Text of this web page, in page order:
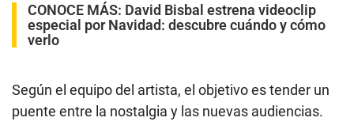
CONOCE MÁS: David Bisbal estrena videoclip
especial por Navidad: descubre cuándo y cómo
verlo
Según el equipo del artista, el objetivo es tender un
puente entre la nostalgia y las nuevas audiencias.